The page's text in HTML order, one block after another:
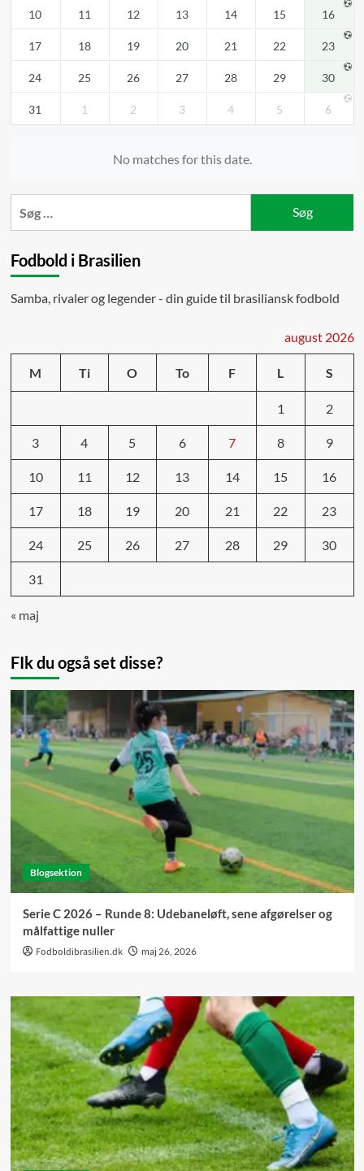
10 11 12 13 14 15 16
17 18 19 20 21 22 23
24 25 26 27 28 29 30
31 1 2 3 4 5 6
No matches for this date.
efter:
Fodbold i Brasilien
Samba, rivaler og legender - din guide til brasiliansk fodbold
august 2026
M Ti O To F L S
1 2
3 4 5 6 7 8 9
10 11 12 13 14 15 16
17 18 19 20 21 22 23
24 25 26 27 28 29 30
31
« maj
FIk du også set disse?
Blogsektion
Serie C 2026 – Runde 8: Udebaneløft, sene afgørelser og
målfattige nuller
Fodboldibrasilien.dk maj 26, 2026